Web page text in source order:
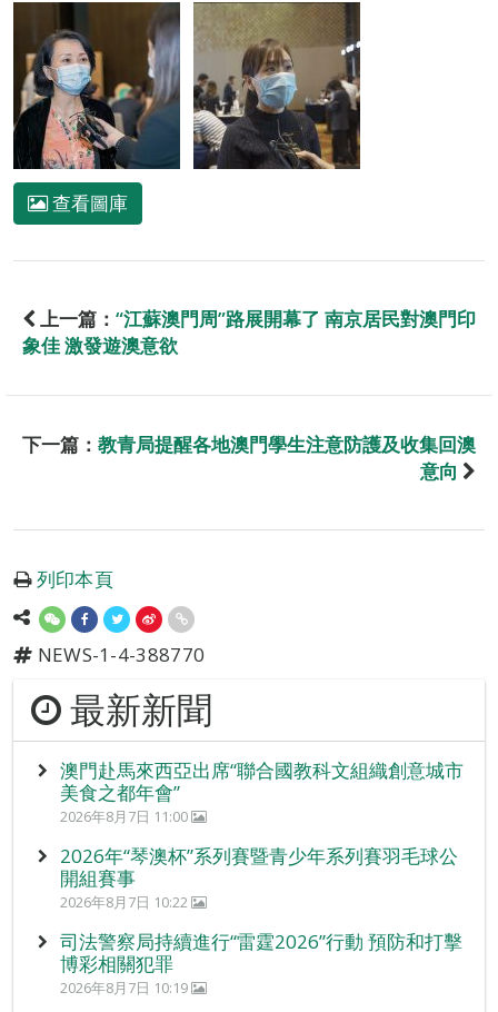
查看圖庫
上一篇： “江蘇澳門周”路展開幕了 南京居民對澳門印
象佳 激發遊澳意欲
下一篇： 教青局提醒各地澳門學生注意防護及收集回澳
意向
列印本頁
NEWS-1-4-388770
最新新聞
澳門赴馬來西亞出席“聯合國教科文組織創意城市
美食之都年會”
2026年8月7日 11:00
2026年“琴澳杯”系列賽暨青少年系列賽羽毛球公
開組賽事
2026年8月7日 10:22
司法警察局持續進行“雷霆2026”行動 預防和打擊
博彩相關犯罪
2026年8月7日 10:19